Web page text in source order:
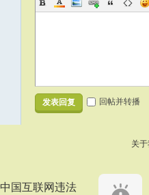
发表回复 回帖并转播
关
中国互联网违法